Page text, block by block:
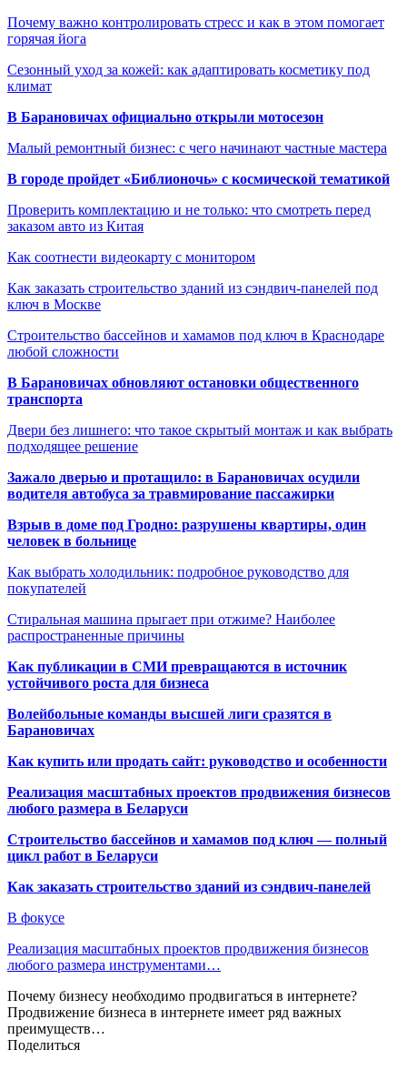
Почему важно контролировать стресс и как в этом помогает
горячая йога
Сезонный уход за кожей: как адаптировать косметику под
климат
В Барановичах официально открыли мотосезон
Малый ремонтный бизнес: с чего начинают частные мастера
В городе пройдет «Библионочь» с космической тематикой
Проверить комплектацию и не только: что смотреть перед
заказом авто из Китая
Как соотнести видеокарту с монитором
Как заказать строительство зданий из сэндвич-панелей под
ключ в Москве
Строительство бассейнов и хамамов под ключ в Краснодаре
любой сложности
В Барановичах обновляют остановки общественного
транспорта
Двери без лишнего: что такое скрытый монтаж и как выбрать
подходящее решение
Зажало дверью и протащило: в Барановичах осудили
водителя автобуса за травмирование пассажирки
Взрыв в доме под Гродно: разрушены квартиры, один
человек в больнице
Как выбрать холодильник: подробное руководство для
покупателей
Стиральная машина прыгает при отжиме? Наиболее
распространенные причины
Как публикации в СМИ превращаются в источник
устойчивого роста для бизнеса
Волейбольные команды высшей лиги сразятся в
Барановичах
Как купить или продать сайт: руководство и особенности
Реализация масштабных проектов продвижения бизнесов
любого размера в Беларуси
Строительство бассейнов и хамамов под ключ — полный
цикл работ в Беларуси
Как заказать строительство зданий из сэндвич-панелей
В фокусе
Реализация масштабных проектов продвижения бизнесов
любого размера инструментами…
Почему бизнесу необходимо продвигаться в интернете?
Продвижение бизнеса в интернете имеет ряд важных
преимуществ…
Поделиться